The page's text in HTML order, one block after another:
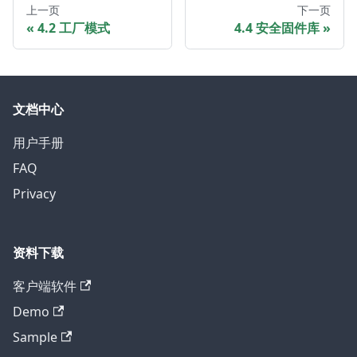
上一页
4.2 工厂模式
下一页
4.4 安全固件库
文档中心
用户手册
FAQ
Privacy
资料下载
客户端软件
Demo
Sample